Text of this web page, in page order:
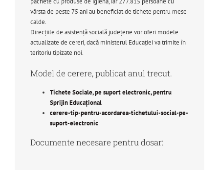
vârsta de peste 75 ani au beneficiat de tichete pentru mese
calde.
Direcțiile de asistență socială județene vor oferi modele
actualizate de cereri, dacă ministerul Educației va trimite în
teritoriu tipizate noi.
Model de cerere, publicat anul trecut.
Tichete Sociale, pe suport electronic, pentru
Sprijin Educațional
cerere-tip-pentru-acordarea-tichetului-social-pe-
suport-electronic
Documente necesare pentru dosar: